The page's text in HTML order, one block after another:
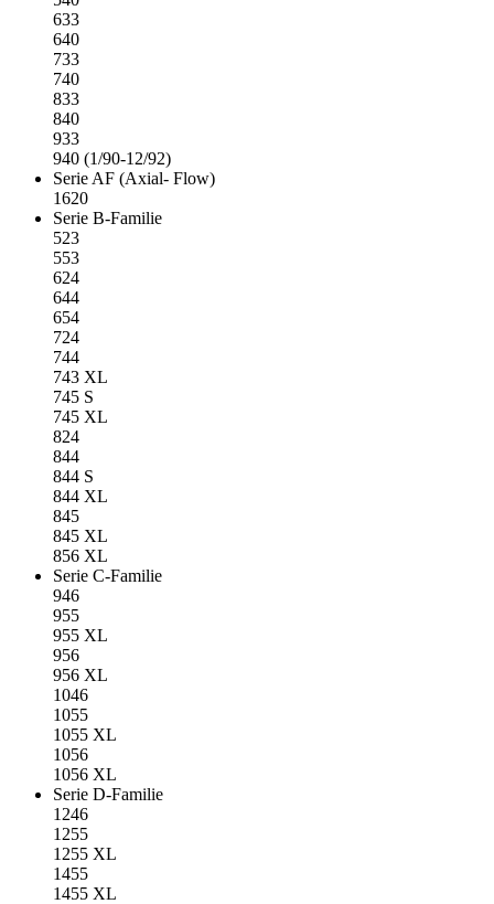
633
640
733
740
833
840
933
940 (1/90-12/92)
Serie AF (Axial- Flow)
1620
Serie B-Familie
523
553
624
644
654
724
744
743 XL
745 S
745 XL
824
844
844 S
844 XL
845
845 XL
856 XL
Serie C-Familie
946
955
955 XL
956
956 XL
1046
1055
1055 XL
1056
1056 XL
Serie D-Familie
1246
1255
1255 XL
1455
1455 XL